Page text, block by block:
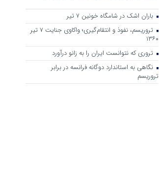
باران اشک در شامگاه خونین 7 تیر
تروریسم، نفوذ و انتقام‌گیری؛ واکاوی جنایت ۷ تیر
۱۳۶۰
تروری که نتوانست ایران را به زانو درآورد
نگاهی به استاندارد دوگانه فرانسه در برابر
تروریسم